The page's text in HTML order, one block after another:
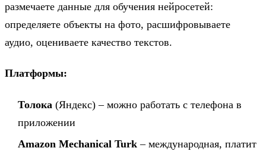
размечаете данные для обучения нейросетей:
определяете объекты на фото, расшифровываете
аудио, оцениваете качество текстов.
Платформы:
Толока (Яндекс) – можно работать с телефона в
приложении
Amazon Mechanical Turk – международная, платит